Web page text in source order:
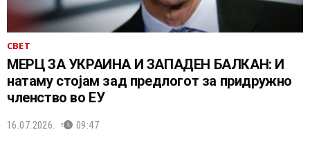
СВЕТ
МЕРЦ ЗА УКРАИНА И ЗАПАДЕН БАЛКАН: И
натаму стојам зад предлогот за придружно
членство во ЕУ
16.07.2026. 09:47